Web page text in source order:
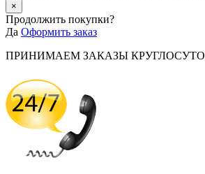
×
Продолжить покупки?
Да Оформить заказ
ПРИНИМАЕМ ЗАКАЗЫ